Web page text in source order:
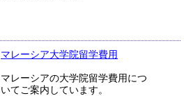
マレーシア大学院留学費用
マレーシアの大学院留学費用につ
いてご案内しています。